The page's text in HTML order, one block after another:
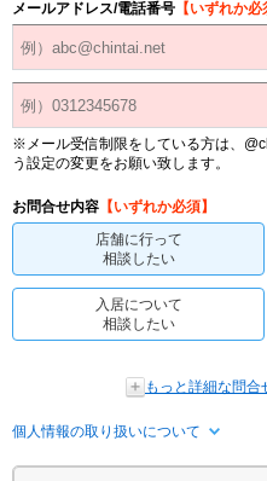
メールアドレス/電話番号 【いずれか必
※メール受信制限をしている方は、
う設定の変更をお願い致します。
お問合せ内容 【いずれか必須】
店舗に行って
相談したい
入居について
相談したい
もっと詳細な問合
個人情報の取り扱いについて